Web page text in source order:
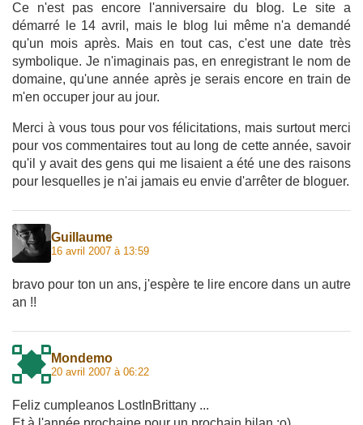
Ce n'est pas encore l'anniversaire du blog. Le site a
démarré le 14 avril, mais le blog lui même n'a demandé
qu'un mois après. Mais en tout cas, c'est une date très
symbolique. Je n'imaginais pas, en enregistrant le nom de
domaine, qu'une année après je serais encore en train de
m'en occuper jour au jour.
Merci à vous tous pour vos félicitations, mais surtout merci
pour vos commentaires tout au long de cette année, savoir
qu'il y avait des gens qui me lisaient a été une des raisons
pour lesquelles je n'ai jamais eu envie d'arrêter de bloguer.
Guillaume
16 avril 2007 à 13:59
bravo pour ton un ans, j'espère te lire encore dans un autre
an !!
Mondemo
20 avril 2007 à 06:22
Feliz cumpleanos LostInBrittany ...